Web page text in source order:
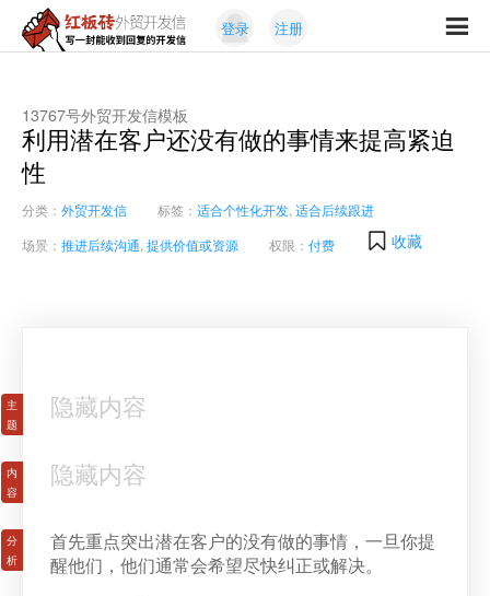
红
砖
外
贸
开
发
信
封
能
收
到
回
复
登录 注册
13767号外贸开发信模板
利用潜在客户还没有做的事情来提高紧迫
性
分类： 外贸开发信 标签： 适合个性化开发 适合后续跟进
场景： 推进后续沟通 提供价值或资源 权限： 付费 收藏
隐藏内容
隐藏内容
首先重点突出潜在客户的没有做的事情，一旦你提
醒他们，他们通常会希望尽快纠正或解决。